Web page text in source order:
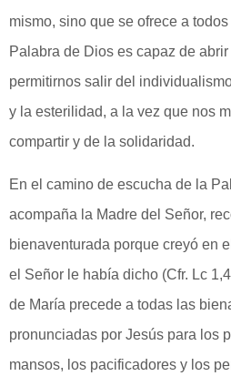
mismo, sino que se ofrece a
Palabra de Dios es capaz de
permitirnos salir del
y la esterilidad, a la vez que nos
compartir y de la solidaridad.
En el camino de escucha de la
acompaña la Madre del Señor,
bienaventurada porque creyó en
el Señor le había dicho (Cfr. Lc
de María precede a todas las
pronunciadas por Jesús para los
mansos, los pacificadores y los